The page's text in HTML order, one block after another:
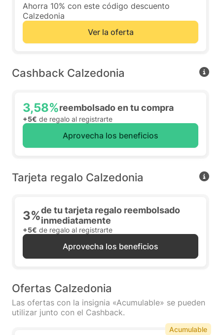
Ahorra 10% con este código descuento
Calzedonia
Ver la oferta
Cashback Calzedonia
3,58%reembolsado en tu compra
+5€ de regalo al registrarte
Aprovecha los beneficios
Tarjeta regalo Calzedonia
3%de tu tarjeta regalo reembolsado
inmediatamente
+5€ de regalo al registrarte
Aprovecha los beneficios
Ofertas Calzedonia
Las ofertas con la insignia «Acumulable» se pueden
utilizar junto con el Cashback.
Acumulable